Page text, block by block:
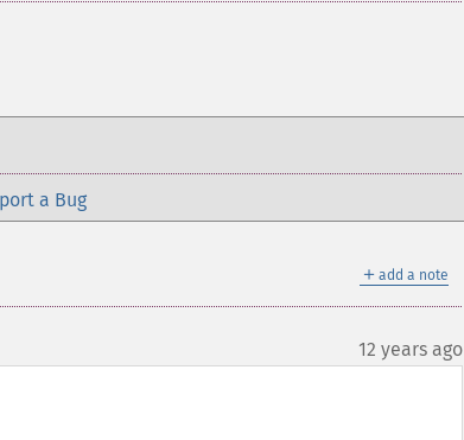
a Bug
＋ add a note
12 years ago